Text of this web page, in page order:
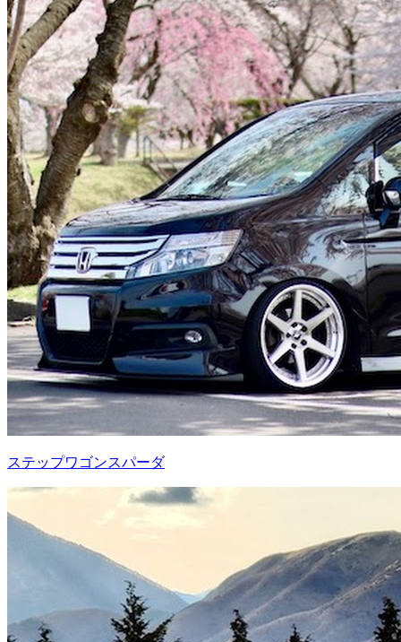
ステップワゴンスパーダ